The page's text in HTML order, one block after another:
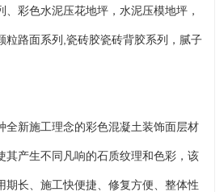
彩色水泥压花地坪，水泥压模地坪，
粒路面系列,瓷砖胶瓷砖背胶系列，腻子
新施工理念的彩色混凝土装饰面层材
其产生不同凡响的石质纹理和色彩，该
期长、施工快便捷、修复方便、整体性